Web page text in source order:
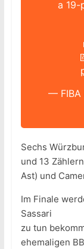
a
— FIBA
Sechs
und 13
Ast) und
Im Finale
Sassari
zu tun
ehemaligen